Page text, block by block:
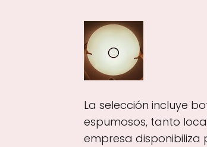
La selección incluye
espumosos, tanto
empresa